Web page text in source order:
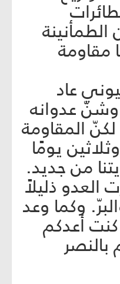
الطمأنينة
مقاومة
عاد
وشنّ عدوانه
المقاومة
يومًا
من جديد.
ذليلاً
وكما وعد
أعدكم
بالنصر